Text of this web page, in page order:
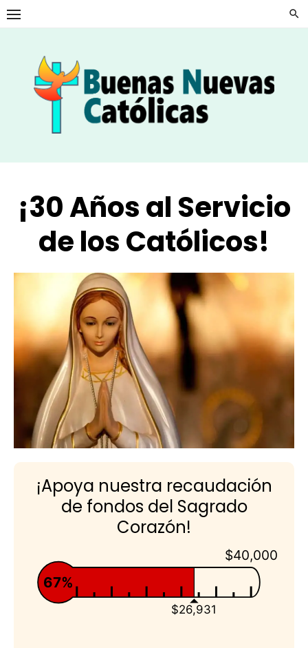
Skip
to
¡30 Años al Servicio
de los Católicos!
¡Apoya nuestra recaudación
de fondos del Sagrado
Corazón!
$40,000
$26,931
67%